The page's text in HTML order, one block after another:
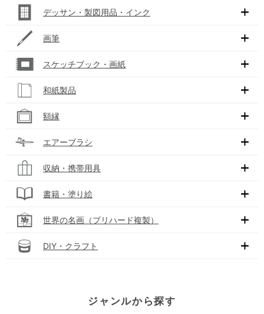
デッサン・製図用品・インク
画筆
スケッチブック・画紙
和紙製品
額縁
エアーブラシ
収納・携帯用具
書籍・塗り絵
世界の名画（プリハード複製）
DIY・クラフト
ジャンルから探す